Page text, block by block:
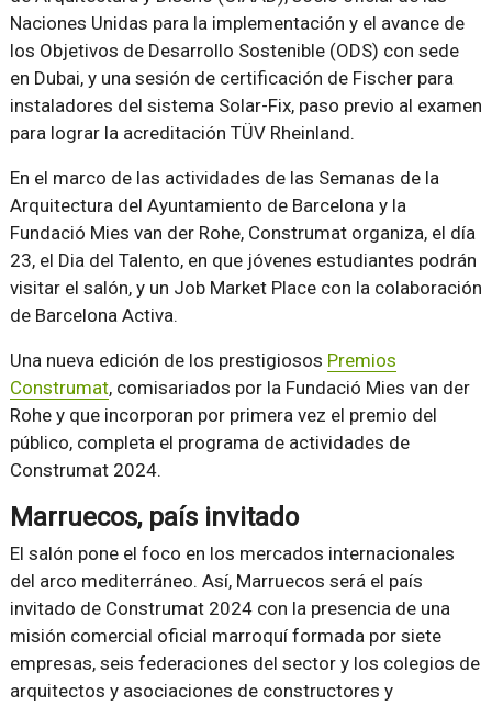
Naciones Unidas para la implementación y el avance de
los Objetivos de Desarrollo Sostenible (ODS) con sede
en Dubai, y una sesión de certificación de Fischer para
instaladores del sistema Solar-Fix, paso previo al examen
para lograr la acreditación TÜV Rheinland.
En el marco de las actividades de las Semanas de la
Arquitectura del Ayuntamiento de Barcelona y la
Fundació Mies van der Rohe, Construmat organiza, el día
23, el Dia del Talento, en que jóvenes estudiantes podrán
visitar el salón, y un Job Market Place con la colaboración
de Barcelona Activa.
Una nueva edición de los prestigiosos Premios
Construmat, comisariados por la Fundació Mies van der
Rohe y que incorporan por primera vez el premio del
público, completa el programa de actividades de
Construmat 2024.
Marruecos, país invitado
El salón pone el foco en los mercados internacionales
del arco mediterráneo. Así, Marruecos será el país
invitado de Construmat 2024 con la presencia de una
misión comercial oficial marroquí formada por siete
empresas, seis federaciones del sector y los colegios de
arquitectos y asociaciones de constructores y